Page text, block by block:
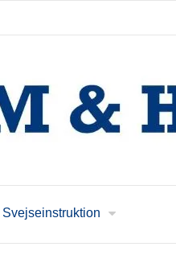
Svejseinstruktion